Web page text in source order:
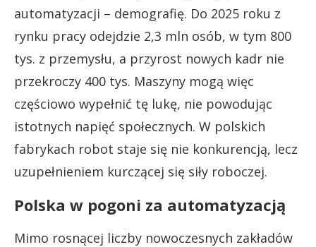
automatyzacji – demografię. Do 2025 roku z
rynku pracy odejdzie 2,3 mln osób, w tym 800
tys. z przemysłu, a przyrost nowych kadr nie
przekroczy 400 tys. Maszyny mogą więc
częściowo wypełnić tę lukę, nie powodując
istotnych napięć społecznych. W polskich
fabrykach robot staje się nie konkurencją, lecz
uzupełnieniem kurczącej się siły roboczej.
Polska w pogoni za automatyzacją
Mimo rosnącej liczby nowoczesnych zakładów